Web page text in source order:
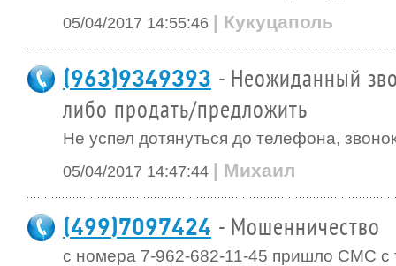
05/04/2017 14:55:46 | Кукуцаполь
(963)9349393 - Неожиданный
либо продать/предложить
Не успел дотянуться до телефона,
05/04/2017 14:47:44 | Михаил
(499)7097424 - Мошенничество
с номера 7-962-682-11-45 пришло СМС